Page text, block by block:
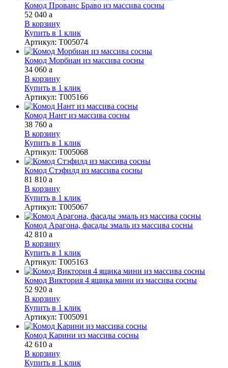
Комод Прованс Браво из массива сосны
52 040 a
В корзину
Купить в 1 клик
Артикул: Т005074
Комод Морбиан из массива сосны
34 060 a
В корзину
Купить в 1 клик
Артикул: Т005166
Комод Нант из массива сосны
38 760 a
В корзину
Купить в 1 клик
Артикул: Т005068
Комод Стэфилд из массива сосны
81 810 a
В корзину
Купить в 1 клик
Артикул: Т005067
Комод Арагона, фасады эмаль из массива сосны
42 810 a
В корзину
Купить в 1 клик
Артикул: Т005163
Комод Виктория 4 ящика мини из массива сосны
52 920 a
В корзину
Купить в 1 клик
Артикул: Т005091
Комод Карини из массива сосны
42 610 a
В корзину
Купить в 1 клик